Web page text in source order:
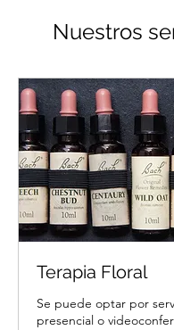
Nuestros
Terapia Floral
Se puede optar por
presencial o